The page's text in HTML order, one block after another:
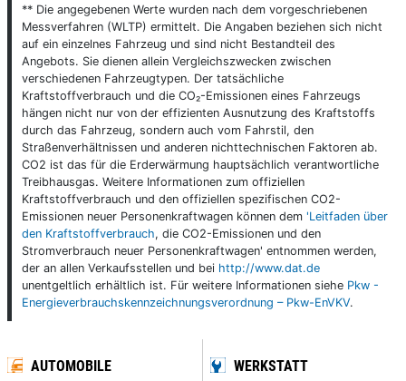
** Die angegebenen Werte wurden nach dem vorgeschriebenen
Messverfahren (WLTP) ermittelt. Die Angaben beziehen sich nicht
auf ein einzelnes Fahrzeug und sind nicht Bestandteil des
Angebots. Sie dienen allein Vergleichszwecken zwischen
verschiedenen Fahrzeugtypen. Der tatsächliche
Kraftstoffverbrauch und die CO₂-Emissionen eines Fahrzeugs
hängen nicht nur von der effizienten Ausnutzung des Kraftstoffs
durch das Fahrzeug, sondern auch vom Fahrstil, den
Straßenverhältnissen und anderen nichttechnischen Faktoren ab.
CO2 ist das für die Erderwärmung hauptsächlich verantwortliche
Treibhausgas. Weitere Informationen zum offiziellen
Kraftstoffverbrauch und den offiziellen spezifischen CO2-
Emissionen neuer Personenkraftwagen können dem 'Leitfaden über
den Kraftstoffverbrauch, die CO2-Emissionen und den
Stromverbrauch neuer Personenkraftwagen' entnommen werden,
der an allen Verkaufsstellen und bei http://www.dat.de
unentgeltlich erhältlich ist. Für weitere Informationen siehe Pkw -
Energieverbrauchskennzeichnungsverordnung – Pkw-EnVKV.
AUTOMOBILE
WERKSTATT